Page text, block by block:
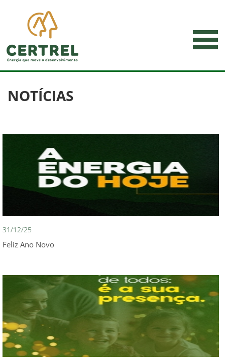
NOTÍCIAS
31/12/25
Feliz Ano Novo